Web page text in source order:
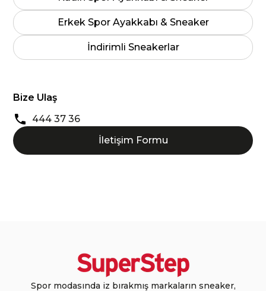
Erkek Spor Ayakkabı & Sneaker
İndirimli Sneakerlar
Bize Ulaş
444 37 36
İletişim Formu
Spor modasında iz bırakmış markaların sneaker,